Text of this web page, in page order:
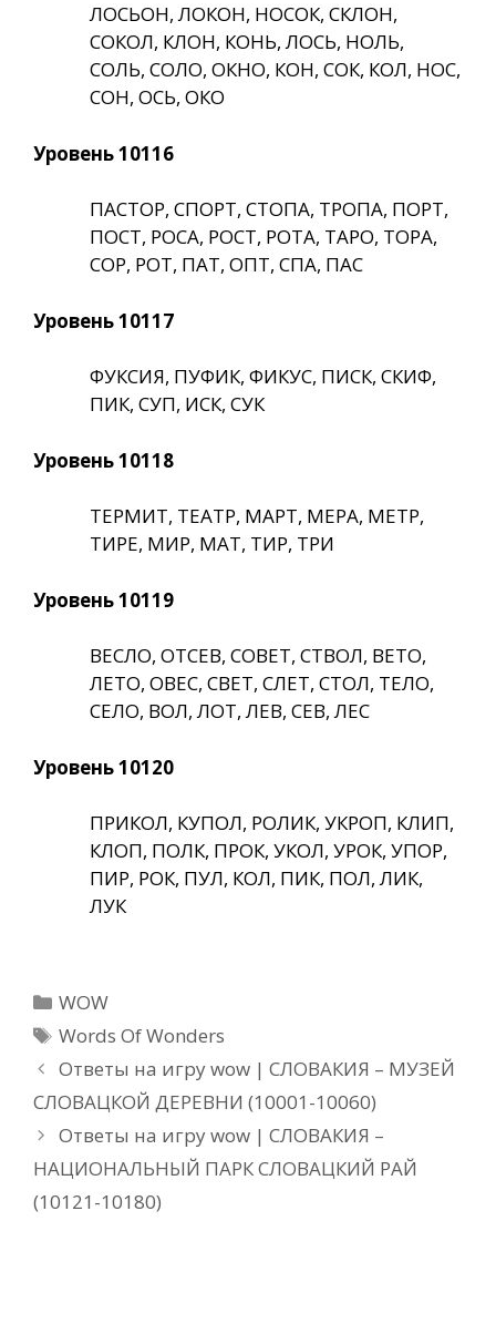
ЛОСЬОН, ЛОКОН, НОСОК, СКЛОН,
СОКОЛ, КЛОН, КОНЬ, ЛОСЬ, НОЛЬ,
СОЛЬ, СОЛО, ОКНО, КОН, СОК, КОЛ, НОС,
СОН, ОСЬ, ОКО
Уровень 10116
ПАСТОР, СПОРТ, СТОПА, ТРОПА, ПОРТ,
ПОСТ, РОСА, РОСТ, РОТА, ТАРО, ТОРА,
СОР, РОТ, ПАТ, ОПТ, СПА, ПАС
Уровень 10117
ФУКСИЯ, ПУФИК, ФИКУС, ПИСК, СКИФ,
ПИК, СУП, ИСК, СУК
Уровень 10118
ТЕРМИТ, ТЕАТР, МАРТ, МЕРА, МЕТР,
ТИРЕ, МИР, МАТ, ТИР, ТРИ
Уровень 10119
ВЕСЛО, ОТСЕВ, СОВЕТ, СТВОЛ, ВЕТО,
ЛЕТО, ОВЕС, СВЕТ, СЛЕТ, СТОЛ, ТЕЛО,
СЕЛО, ВОЛ, ЛОТ, ЛЕВ, СЕВ, ЛЕС
Уровень 10120
ПРИКОЛ, КУПОЛ, РОЛИК, УКРОП, КЛИП,
КЛОП, ПОЛК, ПРОК, УКОЛ, УРОК, УПОР,
ПИР, РОК, ПУЛ, КОЛ, ПИК, ПОЛ, ЛИК,
ЛУК
Рубрики
WOW
Метки
Words Of Wonders
Ответы на игру wow | СЛОВАКИЯ – МУЗЕЙ
СЛОВАЦКОЙ ДЕРЕВНИ (10001-10060)
Ответы на игру wow | СЛОВАКИЯ –
НАЦИОНАЛЬНЫЙ ПАРК СЛОВАЦКИЙ РАЙ
(10121-10180)